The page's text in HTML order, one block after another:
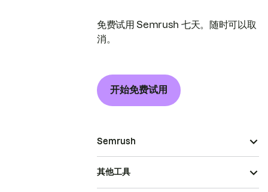
免费试用 Semrush 七天。随时可以取
消。
开始免费试用
Semrush
其他工具